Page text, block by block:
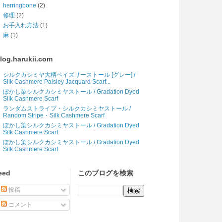
herringbone (2)
修理 (2)
お手入れ方法 (1)
麻 (1)
シルクカシミヤ大柄ペイズリーストール [グレー] /
Silk Cashmere Paisley Jacquard Scarf...
ぼかし染シルクカシミヤストール / Gradation Dyed
Silk Cashmere Scarf
ランダムストライプ・シルクカシミヤストール /
Random Stripe・Silk Cashmere Scarf
ぼかし染シルクカシミヤストール / Gradation Dyed
Silk Cashmere Scarf
ぼかし染シルクカシミヤストール / Gradation Dyed
Silk Cashmere Scarf
投稿
コメント
このブログを検索